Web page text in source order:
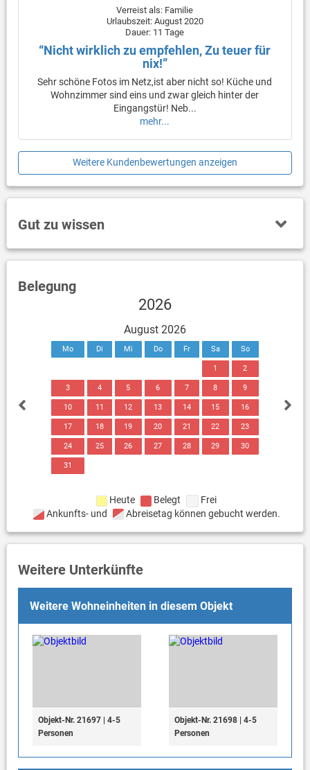
Verreist als: Familie
Urlaubszeit: August 2020
Dauer: 11 Tage
“Nicht wirklich zu empfehlen, Zu teuer für
nix!”
Sehr schöne Fotos im Netz,ist aber nicht so! Küche und
Wohnzimmer sind eins und zwar gleich hinter der
Eingangstür! Neb...
mehr...
Weitere Kundenbewertungen anzeigen
Gut zu wissen
Belegung
2026
August 2026
Mo Di Mi Do Fr Sa So
1 2
3 4 5 6 7 8 9
10 11 12 13 14 15 16
17 18 19 20 21 22 23
24 25 26 27 28 29 30
31
Heute Belegt
Frei
Ankunfts- und
Abreisetag können gebucht werden.
Weitere Unterkünfte
Weitere Wohneinheiten in diesem Objekt
Objekt-Nr. 21697 | 4-5
Personen
Objekt-Nr. 21698 | 4-5
Personen